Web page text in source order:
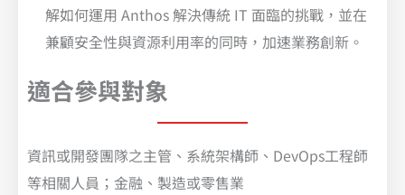
解如何運用 Anthos 解決傳統 IT 面臨的挑戰，並在
兼顧安全性與資源利用率的同時，加速業務創新。
適合參與對象
資訊或開發團隊之主管、系統架構師、DevOps工程師
等相關人員；金融、製造或零售業